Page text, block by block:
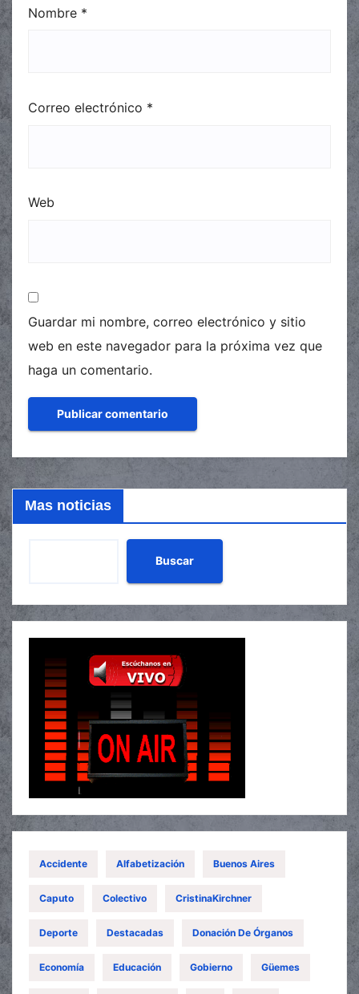
Nombre *
Correo electrónico *
Web
Guardar mi nombre, correo electrónico y sitio
web en este navegador para la próxima vez que
haga un comentario.
Mas noticias
Buscar
Accidente Alfabetización Buenos Aires
Caputo Colectivo CristinaKirchner
Deporte Destacadas Donación De Órganos
Economía Educación Gobierno Güemes